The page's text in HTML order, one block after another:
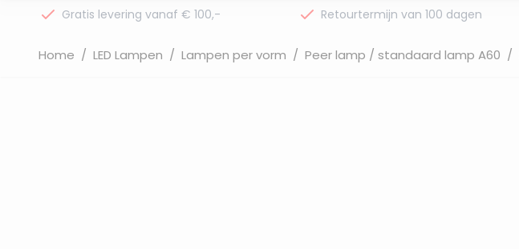
Gratis levering vanaf € 100,- Retourtermijn van 100 dagen
Home / LED Lampen / Lampen per vorm / Peer lamp / standaard lamp A60 /